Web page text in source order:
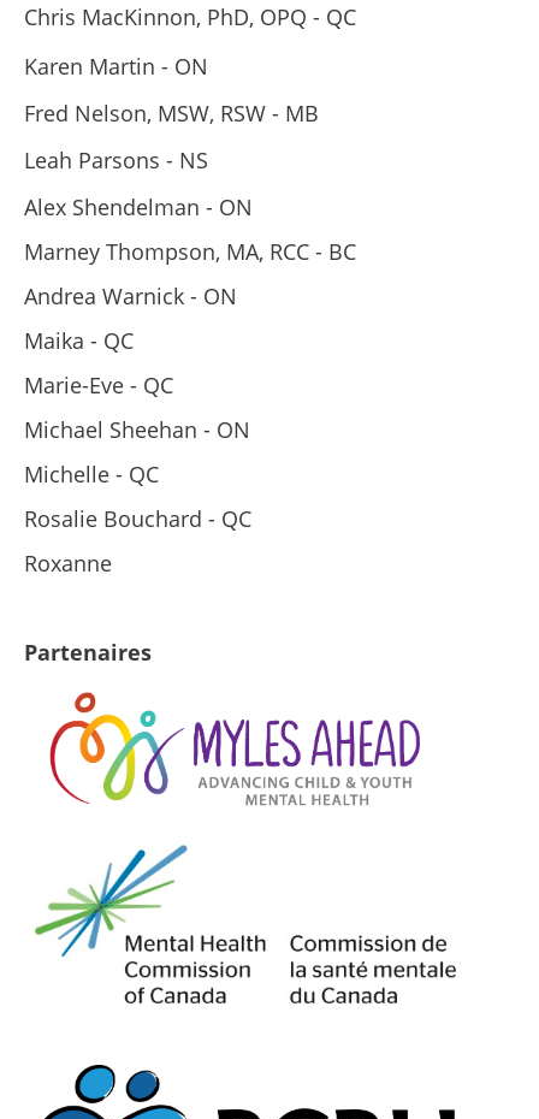
Chris MacKinnon, PhD, OPQ - QC
Karen Martin - ON
Fred Nelson, MSW, RSW - MB
Leah Parsons - NS
Alex Shendelman - ON
Marney Thompson, MA, RCC - BC
Andrea Warnick - ON
Maika - QC
Marie-Eve - QC
Michael Sheehan - ON
Michelle - QC
Rosalie Bouchard - QC
Roxanne
Partenaires